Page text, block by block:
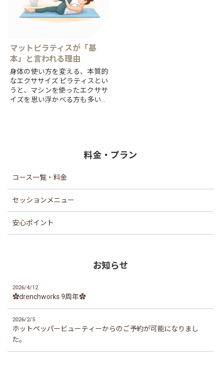
少なくありません。
実は先日、私自身の身体をチェ
マットピラティスが「基
本」と言われる理由
身体の使い方を変える、本質的
なエクササイズ ピラティスとい
うと、マシンを使ったエクササ
イズを思い浮かべる方も多いか
料金・プラン
コース一覧・料金
セッションメニュー
安心ポイント
お知らせ
2026/4/12
✿drenchworks 9周年✿
2026/2/5
ホットペッパービューティーからのご予約が可能になりまし
た。